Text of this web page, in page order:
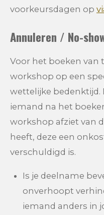
voorkeursdagen op
Annuleren / No-
Voor het boeken van
workshop op een
wettelijke bedenktijd.
iemand na het
workshop afziet van
heeft, deze een
verschuldigd is.
Is je deelname
onverhoopt
iemand anders in